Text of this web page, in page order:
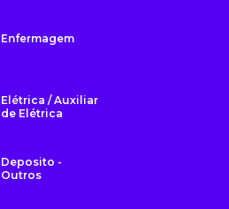
Enfermagem
Elétrica / Auxiliar
de Elétrica
Deposito -
Outros